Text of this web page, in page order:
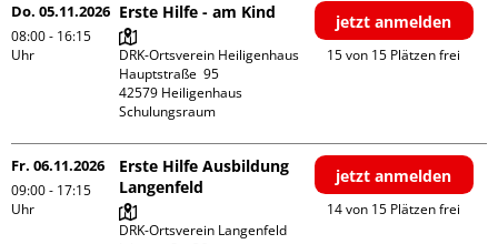
Do. 05.11.2026
08:00 - 16:15
Uhr
Erste Hilfe - am Kind
DRK-Ortsverein Heiligenhaus
Hauptstraße  95
42579 Heiligenhaus
Schulungsraum
jetzt anmelden
15 von 15 Plätzen frei
Fr. 06.11.2026
09:00 - 17:15
Uhr
Erste Hilfe Ausbildung
Langenfeld
DRK-Ortsverein Langenfeld
jetzt anmelden
14 von 15 Plätzen frei